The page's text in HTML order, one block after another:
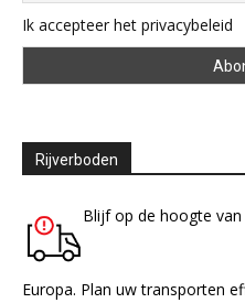
Ik accepteer het privacybeleid
Rijverboden
Blijf op de hoogte
Europa. Plan uw transporten